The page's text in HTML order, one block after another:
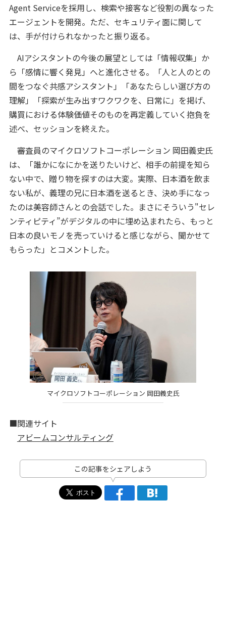
Agent Serviceを採用し、検索や接客など役割の異なった
エージェントを開発。ただ、セキュリティ面に関して
は、手が付けられなかったと振り返る。
AIアシスタントの今後の展望としては「情報収集」か
ら「感情に響く発見」へと進化させる。「人と人のとの
間をつなぐ共感アシスタント」「あなたらしい選び方の
理解」「探索が生み出すワクワクを、日常に」を掲げ、
購買における体験価値そのものを再定義していく抱負を
述べ、セッションを終えた。
審査員のマイクロソフトコーポレーション 岡田義史氏
は、「誰かになにかを送りたいけど、相手の前提を知ら
ない中で、贈り物を探すのは大変。実際、日本酒を飲ま
ない私が、義理の兄に日本酒を送るとき、決め手になっ
たのは美容師さんとの会話でした。まさにそういう"セレ
ンティピティ”がデジタルの中に埋め込まれたら、もっと
日本の良いモノを売っていけると感じながら、聞かせて
もらった」とコメントした。
マイクロソフトコーポレーション 岡田義史氏
■関連サイト
アビームコンサルティング
この記事をシェアしよう